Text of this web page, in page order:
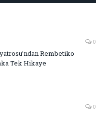
0
Rembetiko
Tek Hikaye
0